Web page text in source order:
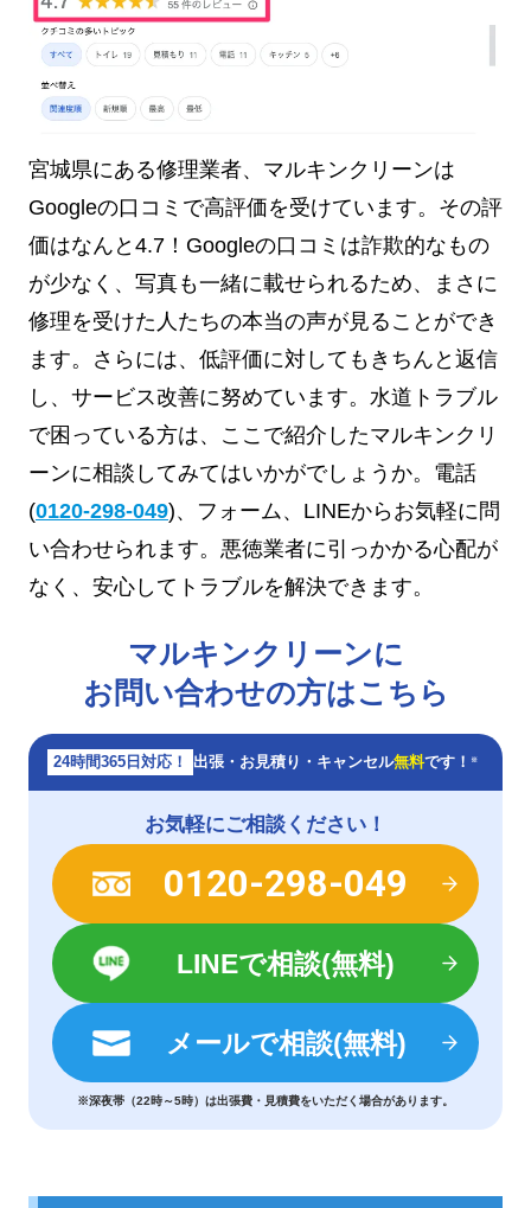
宮城県にある修理業者、マルキンクリーンは
Googleの口コミで高評価を受けています。その評
価はなんと4.7！Googleの口コミは詐欺的なもの
が少なく、写真も一緒に載せられるため、まさに
修理を受けた人たちの本当の声が見ることができ
ます。さらには、低評価に対してもきちんと返信
し、サービス改善に努めています。水道トラブル
で困っている方は、ここで紹介したマルキンクリ
ーンに相談してみてはいかがでしょうか。電話
(0120-298-049)、フォーム、LINEからお気軽に問
い合わせられます。悪徳業者に引っかかる心配が
なく、安心してトラブルを解決できます。
マルキンクリーンに
お問い合わせの方はこちら
24時間365日対応！ 出張・お見積り・キャンセル無料です！ ※
お気軽にご相談ください！
0120-298-049
LINEで相談(無料)
メールで相談(無料)
※深夜帯（22時～5時）は出張費・見積費をいただく場合があります。